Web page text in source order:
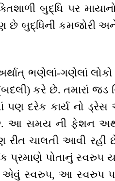
બુદ્ધિ પર
છે બુદ્ધિની કમજોરી
ભણેલાં-ગણેલાં
કરે છે. તમારાં જડ
પણ દરેક કાર્ય નો
આ સમય ની ફેશન
રીત ચાલતી આવી રહી
પ્રમાણે પોતાનું સ્વરુપ
સ્વરુપ, આ સ્વરુપ